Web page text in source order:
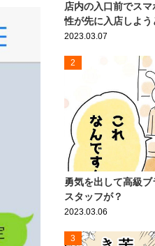
店内の入口前でス
性が先に入店しよう
2023.03.07
2
勇気を出して高級
スタッフが？
2023.03.06
3